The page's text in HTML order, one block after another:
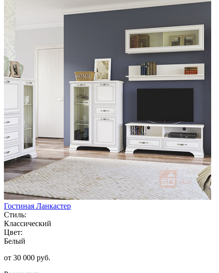
Гостиная Ланкастер
Стиль:
Классический
Цвет:
Белый
от 30 000 руб.